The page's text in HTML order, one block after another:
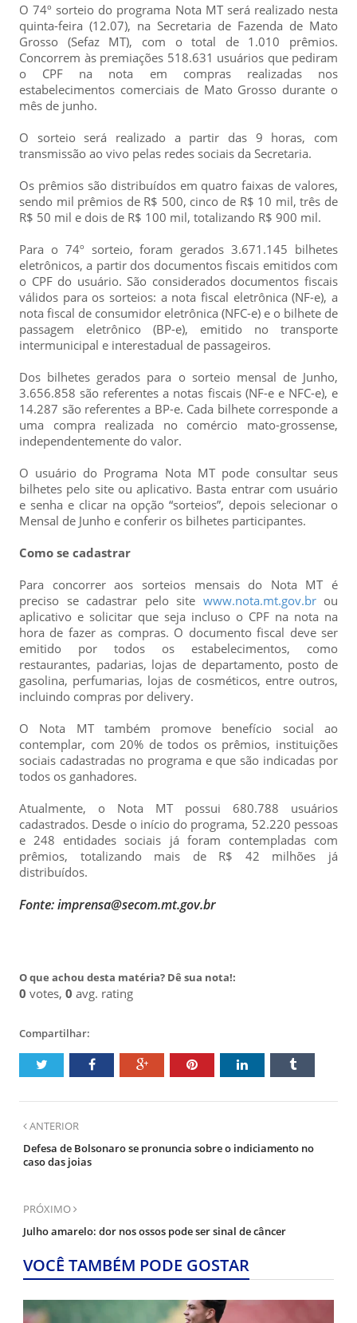
O 74º sorteio do programa Nota MT será realizado nesta
quinta-feira (12.07), na Secretaria de Fazenda de Mato
Grosso (Sefaz MT), com o total de 1.010 prêmios.
Concorrem às premiações 518.631 usuários que pediram
o CPF na nota em compras realizadas nos
estabelecimentos comerciais de Mato Grosso durante o
mês de junho.
O sorteio será realizado a partir das 9 horas, com
transmissão ao vivo pelas redes sociais da Secretaria.
Os prêmios são distribuídos em quatro faixas de valores,
sendo mil prêmios de R$ 500, cinco de R$ 10 mil, três de
R$ 50 mil e dois de R$ 100 mil, totalizando R$ 900 mil.
Para o 74º sorteio, foram gerados 3.671.145 bilhetes
eletrônicos, a partir dos documentos fiscais emitidos com
o CPF do usuário. São considerados documentos fiscais
válidos para os sorteios: a nota fiscal eletrônica (NF-e), a
nota fiscal de consumidor eletrônica (NFC-e) e o bilhete de
passagem eletrônico (BP-e), emitido no transporte
intermunicipal e interestadual de passageiros.
Dos bilhetes gerados para o sorteio mensal de Junho,
3.656.858 são referentes a notas fiscais (NF-e e NFC-e), e
14.287 são referentes a BP-e. Cada bilhete corresponde a
uma compra realizada no comércio mato-grossense,
independentemente do valor.
O usuário do Programa Nota MT pode consultar seus
bilhetes pelo site ou aplicativo. Basta entrar com usuário
e senha e clicar na opção “sorteios”, depois selecionar o
Mensal de Junho e conferir os bilhetes participantes.
Como se cadastrar
Para concorrer aos sorteios mensais do Nota MT é
preciso se cadastrar pelo site www.nota.mt.gov.brou
aplicativo e solicitar que seja incluso o CPF na nota na
hora de fazer as compras. O documento fiscal deve ser
emitido por todos os estabelecimentos, como
restaurantes, padarias, lojas de departamento, posto de
gasolina, perfumarias, lojas de cosméticos, entre outros,
incluindo compras por delivery.
O Nota MT também promove benefício social ao
contemplar, com 20% de todos os prêmios, instituições
sociais cadastradas no programa e que são indicadas por
todos os ganhadores.
Atualmente, o Nota MT possui 680.788 usuários
cadastrados. Desde o início do programa, 52.220 pessoas
e 248 entidades sociais já foram contempladas com
prêmios, totalizando mais de R$ 42 milhões já
distribuídos.
Fonte: imprensa@secom.mt.gov.br
O que achou desta matéria? Dê sua nota!:
0 votes, 0 avg. rating
Compartilhar:
ANTERIOR
Defesa de Bolsonaro se pronuncia sobre o indiciamento no
caso das joias
PRÓXIMO
Julho amarelo: dor nos ossos pode ser sinal de câncer
VOCÊ TAMBÉM PODE GOSTAR